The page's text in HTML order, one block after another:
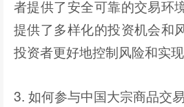
者提供了安全可靠的交易环
提供了多样化的投资机会和
投资者更好地控制风险和实现
3. 如何参与中国大宗商品交